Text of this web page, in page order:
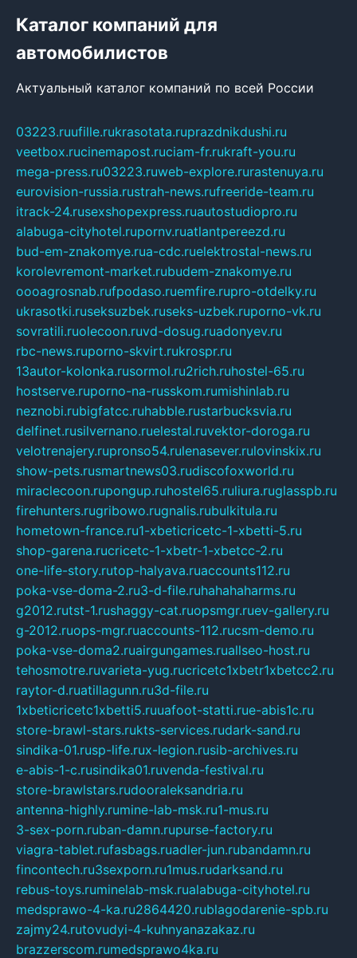
Каталог компаний для
автомобилистов
Актуальный каталог компаний по всей России
03223.ruufille.rukrasotata.ruprazdnikdushi.ru
veetbox.rucinemapost.ruciam-fr.rukraft-you.ru
mega-press.ru03223.ruweb-explore.rurastenuya.ru
eurovision-russia.rustrah-news.rufreeride-team.ru
itrack-24.rusexshopexpress.ruautostudiopro.ru
alabuga-cityhotel.rupornv.ruatlantpereezd.ru
bud-em-znakomye.rua-cdc.ruelektrostal-news.ru
korolevremont-market.rubudem-znakomye.ru
oooagrosnab.rufpodaso.ruemfire.rupro-otdelky.ru
ukrasotki.ruseksuzbek.ruseks-uzbek.ruporno-vk.ru
sovratili.ruolecoon.ruvd-dosug.ruadonyev.ru
rbc-news.ruporno-skvirt.rukrospr.ru
13autor-kolonka.rusormol.ru2rich.ruhostel-65.ru
hostserve.ruporno-na-russkom.rumishinlab.ru
neznobi.rubigfatcc.ruhabble.rustarbucksvia.ru
delfinet.rusilvernano.ruelestal.ruvektor-doroga.ru
velotrenajery.rupronso54.rulenasever.rulovinskix.ru
show-pets.rusmartnews03.rudiscofoxworld.ru
miraclecoon.rupongup.ruhostel65.ruliura.ruglasspb.ru
firehunters.rugribowo.rugnalis.rubulkitula.ru
hometown-france.ru1-xbeticricetc-1-xbetti-5.ru
shop-garena.rucricetc-1-xbetr-1-xbetcc-2.ru
one-life-story.rutop-halyava.ruaccounts112.ru
poka-vse-doma-2.ru3-d-file.ruhahahaharms.ru
g2012.rutst-1.rushaggy-cat.ruopsmgr.ruev-gallery.ru
g-2012.ruops-mgr.ruaccounts-112.rucsm-demo.ru
poka-vse-doma2.ruairgungames.ruallseo-host.ru
tehosmotre.ruvarieta-yug.rucricetc1xbetr1xbetcc2.ru
raytor-d.ruatillagunn.ru3d-file.ru
1xbeticricetc1xbetti5.ruuafoot-statti.rue-abis1c.ru
store-brawl-stars.rukts-services.rudark-sand.ru
sindika-01.rusp-life.rux-legion.rusib-archives.ru
e-abis-1-c.rusindika01.ruvenda-festival.ru
store-brawlstars.rudooraleksandria.ru
antenna-highly.rumine-lab-msk.ru1-mus.ru
3-sex-porn.ruban-damn.rupurse-factory.ru
viagra-tablet.rufasbags.ruadler-jun.rubandamn.ru
fincontech.ru3sexporn.ru1mus.rudarksand.ru
rebus-toys.ruminelab-msk.rualabuga-cityhotel.ru
medsprawo-4-ka.ru2864420.rublagodarenie-spb.ru
zajmy24.rutovudyi-4-kuhnyanazakaz.ru
brazzerscom.rumedsprawo4ka.ru